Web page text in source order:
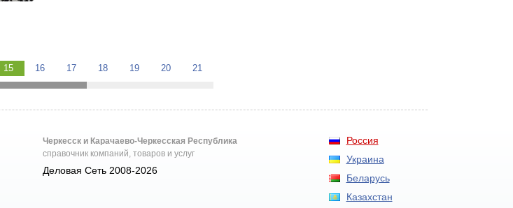
15 16 17 18 19 20 21
Россия
Украина
Беларусь
Казахстан
Черкесск и Карачаево-Черкесская Республика
справочник компаний, товаров и услуг
Деловая Сеть 2008-2026